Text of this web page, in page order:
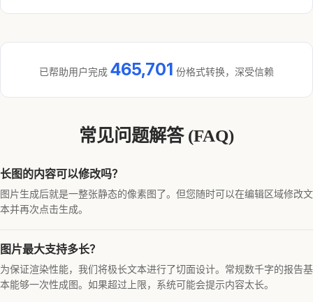
已帮助用户完成 465,701 份格式转换，深受信赖
常见问题解答 (FAQ)
长图的内容可以修改吗？
图片生成后就是一整张静态的像素图了。但您随时可以在编辑区域修改文
本并再次点击生成。
图片最大支持多长？
为保证渲染性能，我们将极长文本进行了切面设计。常规数千字的报告基
本能够一次性成图。如果超过上限，系统可能会提示内容太长。